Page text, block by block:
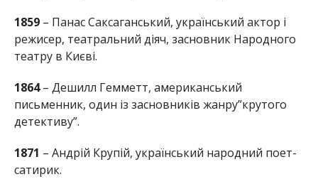
1859– Панас Саксаганський, український актор і
режисер, театральний діяч, засновник Народного
театру в Києві.
1864– Дешилл Гемметт, американський
письменник, один із засновників жанру”крутого
детективу”.
1871 – Андрій Крупій, український народний поет-
сатирик.